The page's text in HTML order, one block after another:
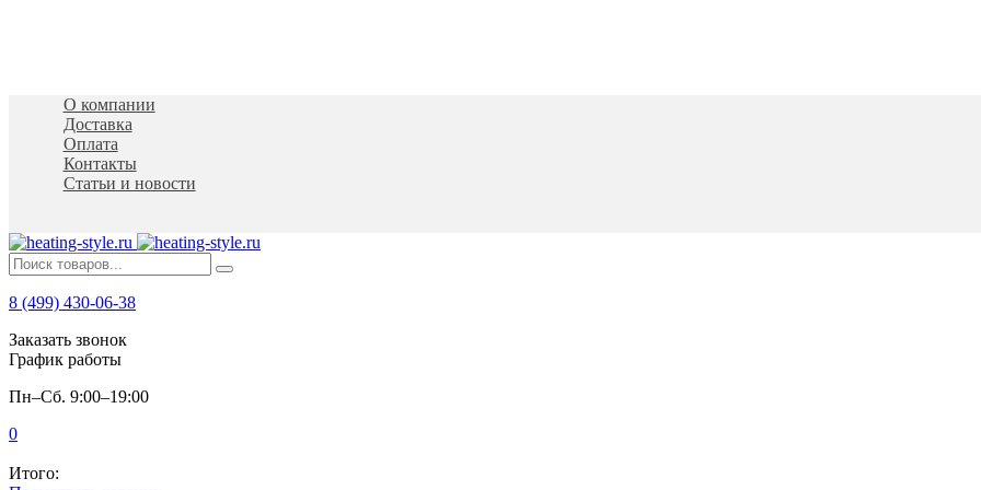
О компании
Доставка
Оплата
Контакты
Статьи и новости
8 (499) 430-06-38
Заказать звонок
График работы
Пн–Сб. 9:00–19:00
0
Итого: